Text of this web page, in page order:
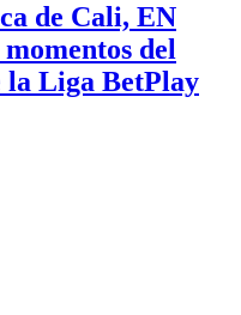
de Cali, EN
del
la Liga BetPlay